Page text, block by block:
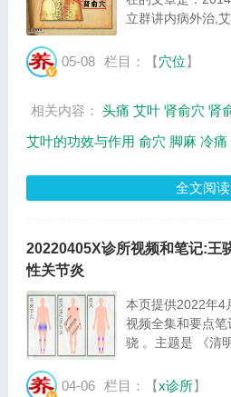
立群讲内病外治,
63560Byte。...
05-08 栏目：【穴位】
相关内容： 头痛 艾叶 肾俞穴 肾
艾叶的功效与作用 俞穴 脚麻 冷痛
全文阅读
20220405X诊所视频和笔记:王
性关节炎
本页提供2022年4
视频全集和要点
骁 。主题是 《清
关节炎的区别，缓
04-06 栏目：【x诊所】